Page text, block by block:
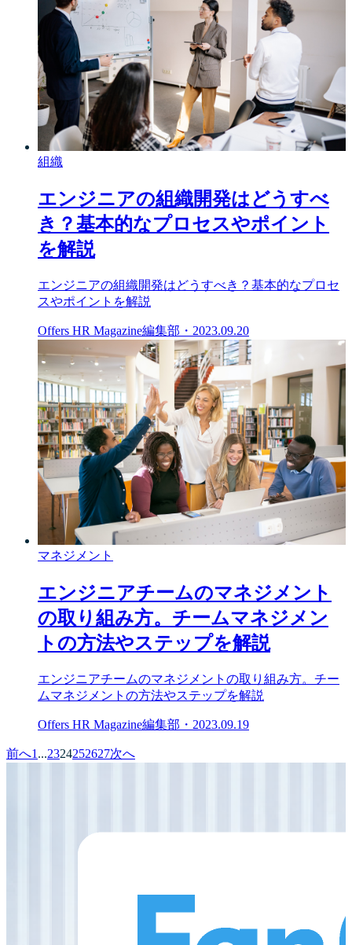
組織
エンジニアの組織開発はどうすべ
き？基本的なプロセスやポイント
を解説
エンジニアの組織開発はどうすべき？基本的なプロセ
スやポイントを解説
Offers HR Magazine編集部 ・ 2023.09.20
マネジメント
エンジニアチームのマネジメント
の取り組み方。チームマネジメン
トの方法やステップを解説
エンジニアチームのマネジメントの取り組み方。チー
ムマネジメントの方法やステップを解説
Offers HR Magazine編集部 ・ 2023.09.19
前へ1 ...2324252627次へ